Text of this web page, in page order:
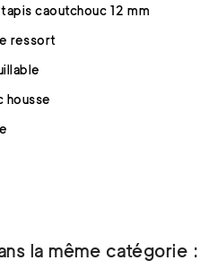
caoutchouc 12 mm
ressort
housse
la même catégorie :